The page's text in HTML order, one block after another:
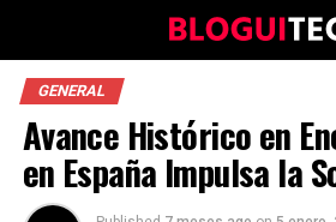
GENERAL
Avance Histórico en
en España Impulsa la